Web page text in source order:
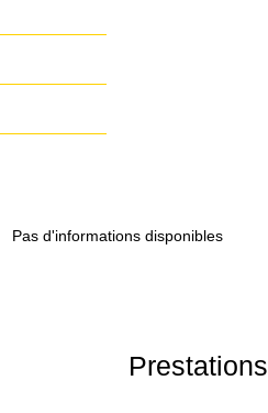
Pas d'informations disponibles
Prestations